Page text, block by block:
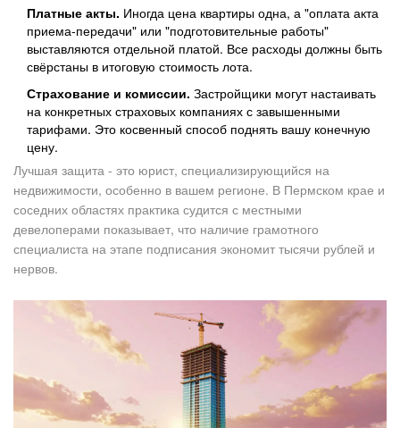
Платные акты. Иногда цена квартиры одна, а "оплата акта
приема-передачи" или "подготовительные работы"
выставляются отдельной платой. Все расходы должны быть
свёрстаны в итоговую стоимость лота.
Страхование и комиссии. Застройщики могут настаивать
на конкретных страховых компаниях с завышенными
тарифами. Это косвенный способ поднять вашу конечную
цену.
Лучшая защита - это юрист, специализирующийся на
недвижимости, особенно в вашем регионе. В Пермском крае и
соседних областях практика судится с местными
девелоперами показывает, что наличие грамотного
специалиста на этапе подписания экономит тысячи рублей и
нервов.